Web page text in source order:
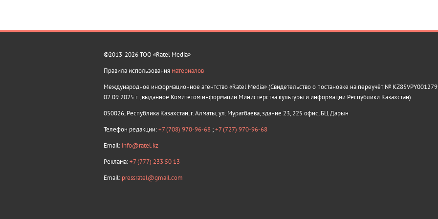
©2013-2026 ТОО «Ratel Media»
Правила использования материалов
Международное информационное агентство «Ratel Media» (Свидетельство о постановке на переучёт №
02.09.2025 г., выданное Комитетом информации Министерства культуры и информации Республики Казахстан).
050026, Республика Казахстан, г. Алматы, ул. Муратбаева, здание 23, 225 офис, БЦ Дарын
Телефон редакции:+7 (708) 970-96-68 ;+7 (727) 970-96-68
Email: info@ratel.kz
Реклама:+7 (777) 233 50 13
Email: pressratel@gmail.com